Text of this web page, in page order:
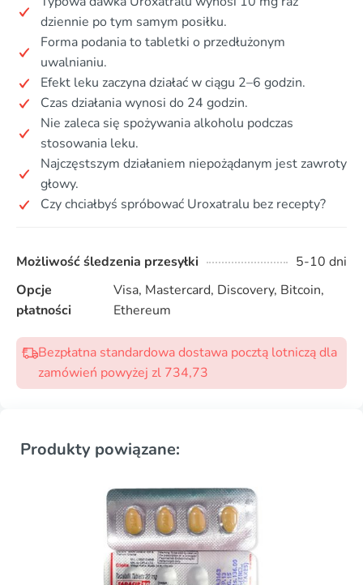
dziennie po tym samym posiłku.
Forma podania to tabletki o przedłużonym
uwalnianiu.
Efekt leku zaczyna działać w ciągu 2–6 godzin.
Czas działania wynosi do 24 godzin.
Nie zaleca się spożywania alkoholu podczas
stosowania leku.
Najczęstszym działaniem niepożądanym jest zawroty
głowy.
Czy chciałbyś spróbować Uroxatralu bez recepty?
Możliwość śledzenia przesyłki
5-10 dni
Opcje
płatności
Visa, Mastercard, Discovery, Bitcoin,
Ethereum
Bezpłatna standardowa dostawa pocztą lotniczą dla
zamówień powyżej zl 734,73
Produkty powiązane: